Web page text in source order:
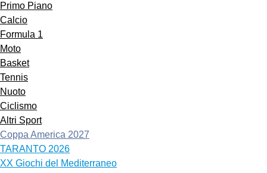
Primo Piano
Calcio
Formula 1
Moto
Basket
Tennis
Nuoto
Ciclismo
Altri Sport
Coppa America 2027
TARANTO 2026
XX Giochi del Mediterraneo